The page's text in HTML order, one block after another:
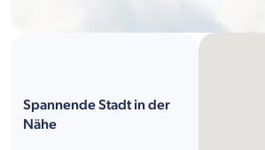
Spannende Stadt in der
Nähe